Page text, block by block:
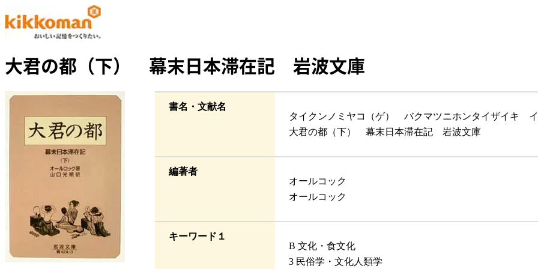
大君の都（下） 幕末日本滞在記 岩波文庫
書名・文献名
タイクンノミヤコ（ゲ） バクマツニホンタイザイキ イ
大君の都（下） 幕末日本滞在記 岩波文庫
編著者
オールコック
オールコック
キーワード１
B 文化・食文化
3 民俗学・文化人類学